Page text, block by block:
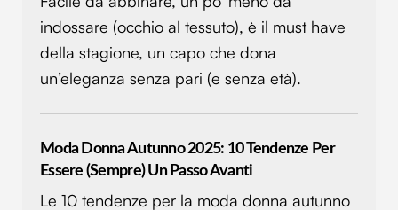
informazioni sul modo in cui utilizzi il nostro sito con i
nostri partner che si occupano di analisi dei dati web,
pubblicità e social media, i quali potrebbero combinarle
con altre informazioni che hai fornito loro o che hanno
indossare (occhio al tessuto), è il must have
della stagione, un capo che dona
un’eleganza senza pari (e senza età).
Moda Donna Autunno 2025: 10 Tendenze Per
Essere (sempre) Un Passo Avanti
Le 10 tendenze per la moda donna autunno